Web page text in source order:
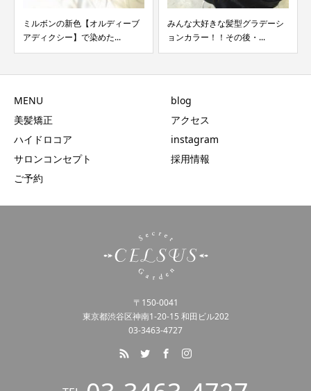
ミルボンの新色【オルディーブ
アディクシー】で染めた...
みんな大好きな髪型グラデーシ
ョンカラー！！その後・...
MENU
美髪矯正
ハイドロコア
サロンコンセプト
ご予約
blog
アクセス
instagram
採用情報
〒150-0041
東京都渋谷区神南1-20-15 和田ビル202
03-3463-4727